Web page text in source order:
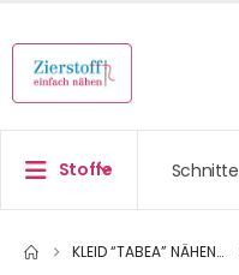
Stoffe Schnitte
KLEID “TABEA” NÄHEN…